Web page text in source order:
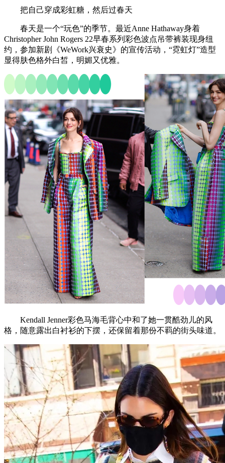
把自己穿成彩虹糖，然后过春天
春天是一个“玩色”的季节。最近Anne Hathaway身着
Christopher John Rogers 22早春系列彩色波点吊带裤装现身纽
约，参加新剧《WeWork兴衰史》的宣传活动，“霓虹灯”造型
显得肤色格外白皙，明媚又优雅。
Kendall Jenner彩色马海毛背心中和了她一贯酷劲儿的风
格，随意露出白衬衫的下摆，还保留着那份不羁的街头味道。